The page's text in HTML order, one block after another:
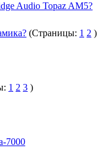
Audio Topaz AM5?
(Страницы: 1 2 )
1 2 3 )
7000